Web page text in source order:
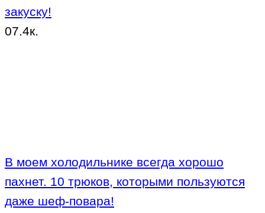
закуску!
07.4к.
В моем холодильнике всегда хорошо
пахнет. 10 трюков, которыми пользуются
даже шеф-повара!